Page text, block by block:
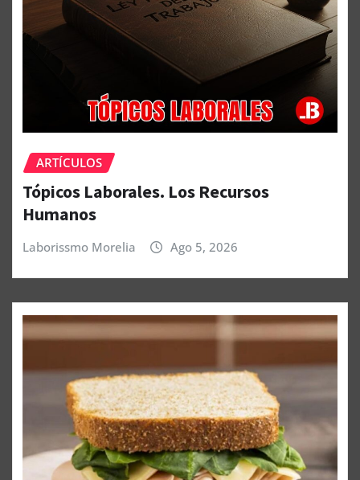
ARTÍCULOS
Tópicos Laborales. Los Recursos
Humanos
Laborissmo Morelia Ago 5, 2026